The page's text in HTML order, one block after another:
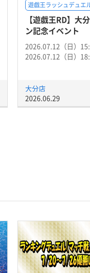
遊戯王ラッシュデュエ
【遊戯王RD】大
ン記念イベント
2026.07.12（日）
2026.07.12（日）
大分店
2026.06.29